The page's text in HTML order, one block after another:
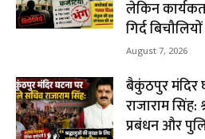
लेकिन
गिर्द
August 7, 2026
बैकुंठपुर मंदिर
राजाराम
प्रबंधन और